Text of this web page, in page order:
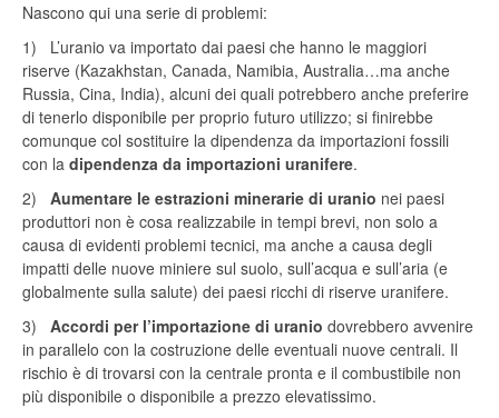
Nascono qui una serie di problemi:
1) L’uranio va importato dai paesi che hanno le maggiori
riserve (Kazakhstan, Canada, Namibia, Australia…ma anche
Russia, Cina, India), alcuni dei quali potrebbero anche preferire
di tenerlo disponibile per proprio futuro utilizzo; si finirebbe
comunque col sostituire la dipendenza da importazioni fossili
con la dipendenza da importazioni uranifere.
2) Aumentare le estrazioni minerarie di uranio nei paesi
produttori non è cosa realizzabile in tempi brevi, non solo a
causa di evidenti problemi tecnici, ma anche a causa degli
impatti delle nuove miniere sul suolo, sull’acqua e sull’aria (e
globalmente sulla salute) dei paesi ricchi di riserve uranifere.
3) Accordi per l’importazione di uranio dovrebbero avvenire
in parallelo con la costruzione delle eventuali nuove centrali. Il
rischio è di trovarsi con la centrale pronta e il combustibile non
più disponibile o disponibile a prezzo elevatissimo.